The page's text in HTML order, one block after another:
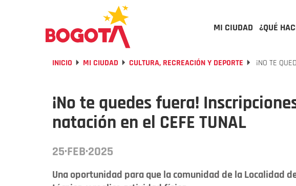
MI CIUDAD ¿QUÉ
INICIO MI CIUDAD CULTURA, RECREACIÓN Y DEPORTE ¡NO TE
¡No te quedes fuera!
natación en el CEFE TUNAL
25·FEB·2025
Una oportunidad para que la comunidad de la Localidad